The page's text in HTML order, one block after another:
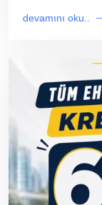
devamını oku..